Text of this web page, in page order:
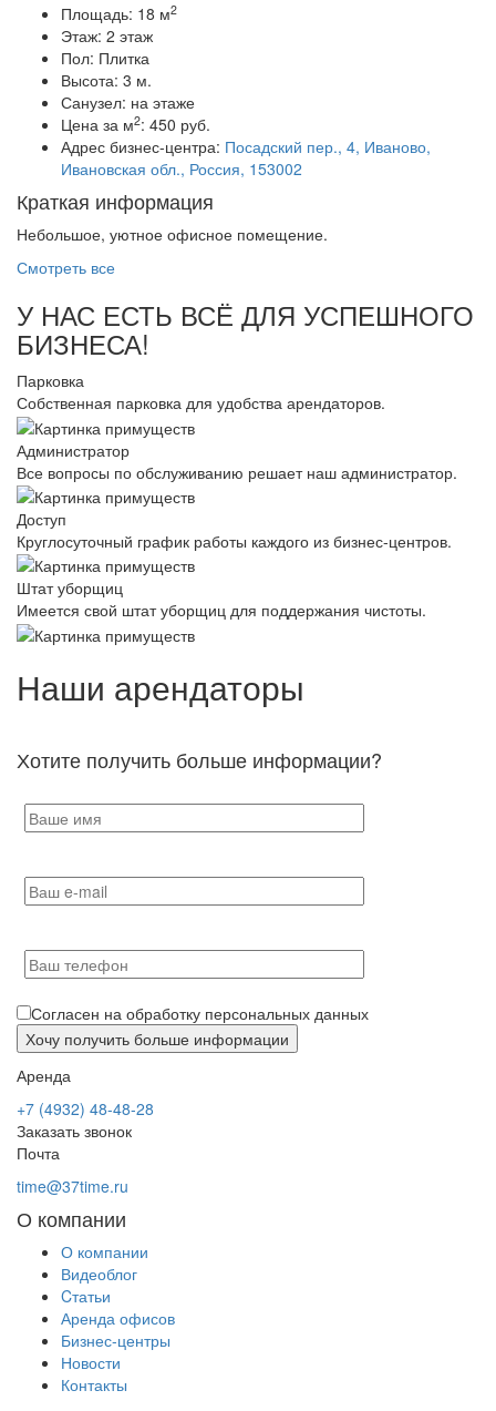
Площадь: 18 м2
Этаж: 2 этаж
Пол: Плитка
Высота: 3 м.
Санузел: на этаже
Цена за м2: 450 руб.
Адрес бизнес-центра: Посадский пер., 4, Иваново,
Ивановская обл., Россия, 153002
Краткая информация
Небольшое, уютное офисное помещение.
Смотреть все
У НАС ЕСТЬ ВСЁ ДЛЯ УСПЕШНОГО
БИЗНЕСА!
Парковка
Собственная парковка для удобства арендаторов.
Администратор
Все вопросы по обслуживанию решает наш администратор.
Доступ
Круглосуточный график работы каждого из бизнес-центров.
Штат уборщиц
Имеется свой штат уборщиц для поддержания чистоты.
Наши арендаторы
Хотите получить больше информации?
Согласен на обработку персональных данных
Аренда
+7 (4932) 48-48-28
Заказать звонок
Почта
time@37time.ru
О компании
О компании
Видеоблог
Cтатьи
Аренда офисов
Бизнес-центры
Новости
Контакты